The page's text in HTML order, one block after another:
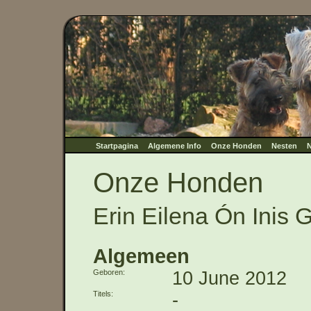
Startpagina Algemene Info Onze Honden Nesten
Onze Honden
Erin Eilena Ón Inis
Algemeen
Geboren 10 June 2012
Titels -